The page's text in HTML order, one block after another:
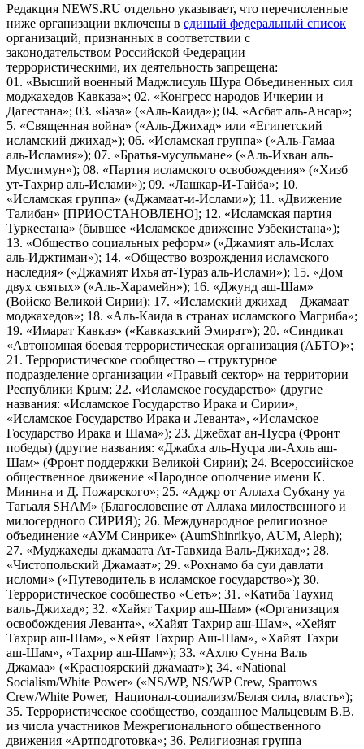
Редакция NEWS.RU отдельно указывает, что перечисленные
ниже организации включены в единый федеральный список
организаций, признанных в соответствии с
законодательством Российской Федерации
террористическими, их деятельность запрещена:
01. «Высший военный Маджлисуль Шура Объединенных сил
моджахедов Кавказа»; 02. «Конгресс народов Ичкерии и
Дагестана»; 03. «База» («Аль-Каида»); 04. «Асбат аль-Ансар»;
5. «Священная война» («Аль-Джихад» или «Египетский
исламский джихад»); 06. «Исламская группа» («Аль-Гамаа
аль-Исламия»); 07. «Братья-мусульмане» («Аль-Ихван аль-
Муслимун»); 08. «Партия исламского освобождения» («Хизб
ут-Тахрир аль-Ислами»); 09. «Лашкар-И-Тайба»; 10.
«Исламская группа» («Джамаат-и-Ислами»); 11. «Движение
Талибан» [ПРИОСТАНОВЛЕНО]; 12. «Исламская партия
Туркестана» (бывшее «Исламское движение Узбекистана»);
13. «Общество социальных реформ» («Джамият аль-Ислах
аль-Иджтимаи»); 14. «Общество возрождения исламского
наследия» («Джамият Ихья ат-Тураз аль-Ислами»); 15. «Дом
двух святых» («Аль-Харамейн»); 16. «Джунд аш-Шам»
(Войско Великой Сирии); 17. «Исламский джихад – Джамаат
моджахедов»; 18. «Аль-Каида в странах исламского Магриба»;
19. «Имарат Кавказ» («Кавказский Эмират»); 20. «Синдикат
«Автономная боевая террористическая организация (АБТО)»;
21. Террористическое сообщество – структурное
подразделение организации «Правый сектор» на территории
Республики Крым; 22. «Исламское государство» (другие
названия: «Исламское Государство Ирака и Сирии»,
«Исламское Государство Ирака и Леванта», «Исламское
Государство Ирака и Шама»); 23. Джебхат ан-Нусра (Фронт
победы) (другие названия: «Джабха аль-Нусра ли-Ахль аш-
Шам» (Фронт поддержки Великой Сирии); 24. Всероссийское
общественное движение «Народное ополчение имени К.
Минина и Д. Пожарского»; 25. «Аджр от Аллаха Субхану уа
Тагьаля SHAM» (Благословение от Аллаха милоственного и
милосердного СИРИЯ); 26. Международное религиозное
объединение «АУМ Синрике» (AumShinrikyo, AUM, Aleph);
27. «Муджахеды джамаата Ат-Тавхида Валь-Джихад»; 28.
«Чистопольский Джамаат»; 29. «Рохнамо ба суи давлати
исломи» («Путеводитель в исламское государство»); 30.
Террористическое сообщество «Сеть»; 31. «Катиба Таухид
валь-Джихад»; 32. «Хайят Тахрир аш-Шам» («Организация
освобождения Леванта», «Хайят Тахрир аш-Шам», «Хейят
Тахрир аш-Шам», «Хейят Тахрир Аш-Шам», «Хайят Тахри
аш-Шам», «Тахрир аш-Шам»); 33. «Ахлю Сунна Валь
Джамаа» («Красноярский джамаат»); 34. «National
Socialism/White Power» («NS/WP, NS/WP Crew, Sparrows
Crew/White Power, Национал-социализм/Белая сила, власть»);
35. Террористическое сообщество, созданное Мальцевым В.В.
из числа участников Межрегионального общественного
движения «Артподготовка»; 36. Религиозная группа